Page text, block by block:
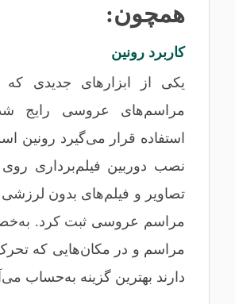
همچون:
کاربرد رونین
یکی از ابزارهای جدیدی که
مراسم‌های عروسی رایج
استفاده قرار می‌گیرد رونین
نصب دوربین فیلم‌برداری
تصاویر و فیلم‌های بدون لرزشی
مراسم عروسی ثبت کرد.
مراسم و در مکان‌هایی که
دارند بهترین گزینه به‌حساب